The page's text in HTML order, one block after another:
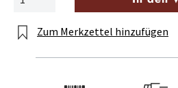
Zum Merkzettel hinzufügen